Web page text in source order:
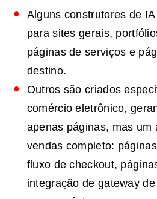
Alguns construtores de
para sites gerais,
páginas de serviços e
destino.
Outros são criados
comércio eletrônico,
apenas páginas, mas um
vendas completo:
fluxo de checkout,
integração de gateway